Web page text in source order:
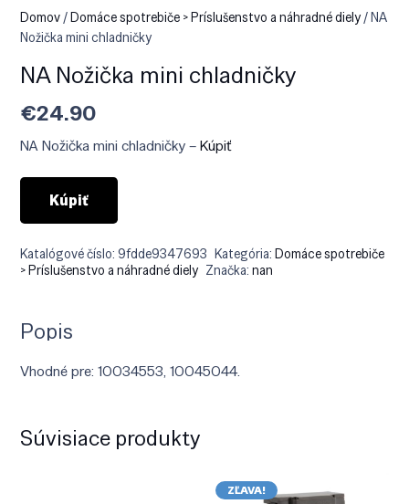
Domov/Domáce spotrebiče > Príslušenstvo a náhradné diely/ NA
Nožička mini chladničky
NA Nožička mini chladničky
€24.90
NA Nožička mini chladničky –Kúpiť
Kúpiť
Katalógové číslo:9fdde9347693 Kategória:Domáce spotrebiče
> Príslušenstvo a náhradné diely Značka:nan
Popis
Vhodné pre: 10034553, 10045044.
Súvisiace produkty
ZĽAVA!